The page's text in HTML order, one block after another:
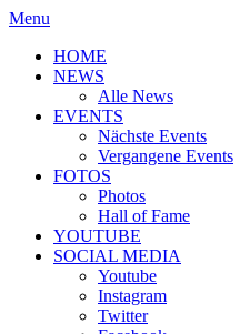
Menu
HOME
NEWS
Alle News
EVENTS
Nächste Events
Vergangene Events
FOTOS
Photos
Hall of Fame
YOUTUBE
SOCIAL MEDIA
Youtube
Instagram
Twitter